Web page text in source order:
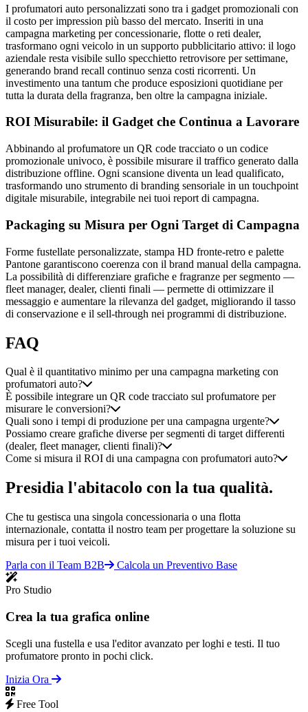
I profumatori auto personalizzati sono tra i gadget promozionali con
il costo per impression più basso del mercato. Inseriti in una
campagna marketing per concessionarie, flotte o reti dealer,
trasformano ogni veicolo in un supporto pubblicitario attivo: il logo
aziendale resta visibile sullo specchietto retrovisore per settimane,
generando brand recall continuo senza costi ricorrenti. Un
investimento una tantum che produce esposizioni quotidiane per
tutta la durata della fragranza, ben oltre la campagna iniziale.
ROI Misurabile: il Gadget che Continua a Lavorare
Abbinando al profumatore un QR code tracciato o un codice
promozionale univoco, è possibile misurare il traffico generato dalla
distribuzione offline. Ogni scansione diventa un lead qualificato,
trasformando uno strumento di branding sensoriale in un touchpoint
digitale misurabile, integrabile nei tuoi report di campagna.
Packaging su Misura per Ogni Target di Campagna
Forme fustellate personalizzate, stampa HD fronte-retro e palette
Pantone garantiscono coerenza con il brand manual della campagna.
La possibilità di differenziare grafiche e fragranze per segmento —
fleet manager, dealer, clienti finali — permette di ottimizzare il
messaggio e aumentare la rilevanza del gadget, migliorando il tasso
di conservazione e il sell-through nei programmi di distribuzione.
FAQ
Qual è il quantitativo minimo per una campagna marketing con
profumatori auto?
È possibile integrare un QR code tracciato sul profumatore per
misurare le conversioni?
Quali sono i tempi di produzione per una campagna urgente?
Possiamo creare grafiche diverse per segmenti di target differenti
(dealer, fleet manager, clienti finali)?
Come si misura il ROI di una campagna con profumatori auto?
Presidia l'abitacolo con la tua qualità.
Che tu gestisca una singola concessionaria o una flotta
internazionale, contatta il nostro team per progettare la soluzione su
misura per i tuoi veicoli.
Parla con il Team B2B
Calcola un Preventivo Base
Pro Studio
Crea la tua grafica online
Scegli una fustella e usa l'editor avanzato per loghi e testi. Il tuo
profumatore pronto in pochi click.
Inizia Ora
Free Tool